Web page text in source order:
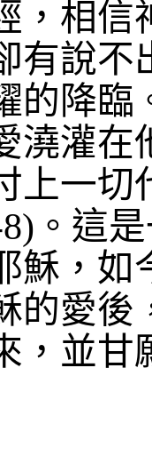
，相信
有說不
的降臨
澆灌
上一切
。這
穌，如
的愛後
，並甘